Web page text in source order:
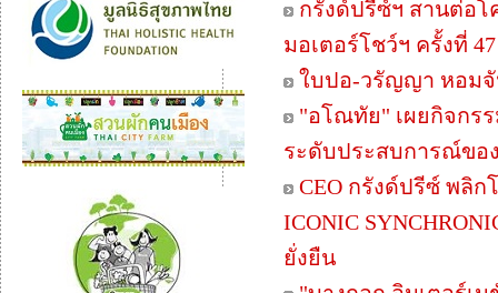
กรังด์ปรีซ์ฯ สานต่อโ
มอเตอร์โชว์ฯ ครั้งที่
ใบปอ-วรัญญา หอมจั
"อโณทัย" เผยกิจกร
ระดับประสบการณ์ขอ
CEO กรังด์ปรีซ์ พลิก
ICONIC
ยั่งยืน